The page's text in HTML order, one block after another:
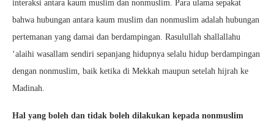
interaksi antara kaum muslim dan nonmuslim. Para ulama sepakat
bahwa hubungan antara kaum muslim dan nonmuslim adalah hubungan
pertemanan yang damai dan berdampingan. Rasulullah shallallahu
‘alaihi wasallam sendiri sepanjang hidupnya selalu hidup berdampingan
dengan nonmuslim, baik ketika di Mekkah maupun setelah hijrah ke
Madinah.
Hal yang boleh dan tidak boleh dilakukan kepada nonmuslim